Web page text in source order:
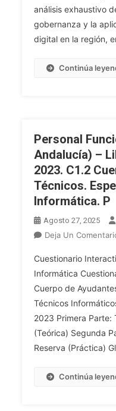
análisis exhaustivo
gobernanza y la
digital en la región,
Continúa
Personal
Andalucía) –
2023. C1.2
Técnicos.
Informática. P
Agosto 27, 2025
Deja Un
Cuestionario
Informática
Cuerpo de
Técnicos
2023 Primera Parte:
(Teórica) Segunda
Reserva (Práctica)
Continúa